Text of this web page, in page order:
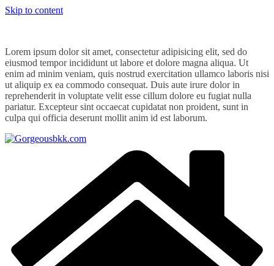
Skip to content
Lorem ipsum dolor sit amet, consectetur adipisicing elit, sed do
eiusmod tempor incididunt ut labore et dolore magna aliqua. Ut
enim ad minim veniam, quis nostrud exercitation ullamco laboris nisi
ut aliquip ex ea commodo consequat. Duis aute irure dolor in
reprehenderit in voluptate velit esse cillum dolore eu fugiat nulla
pariatur. Excepteur sint occaecat cupidatat non proident, sunt in
culpa qui officia deserunt mollit anim id est laborum.